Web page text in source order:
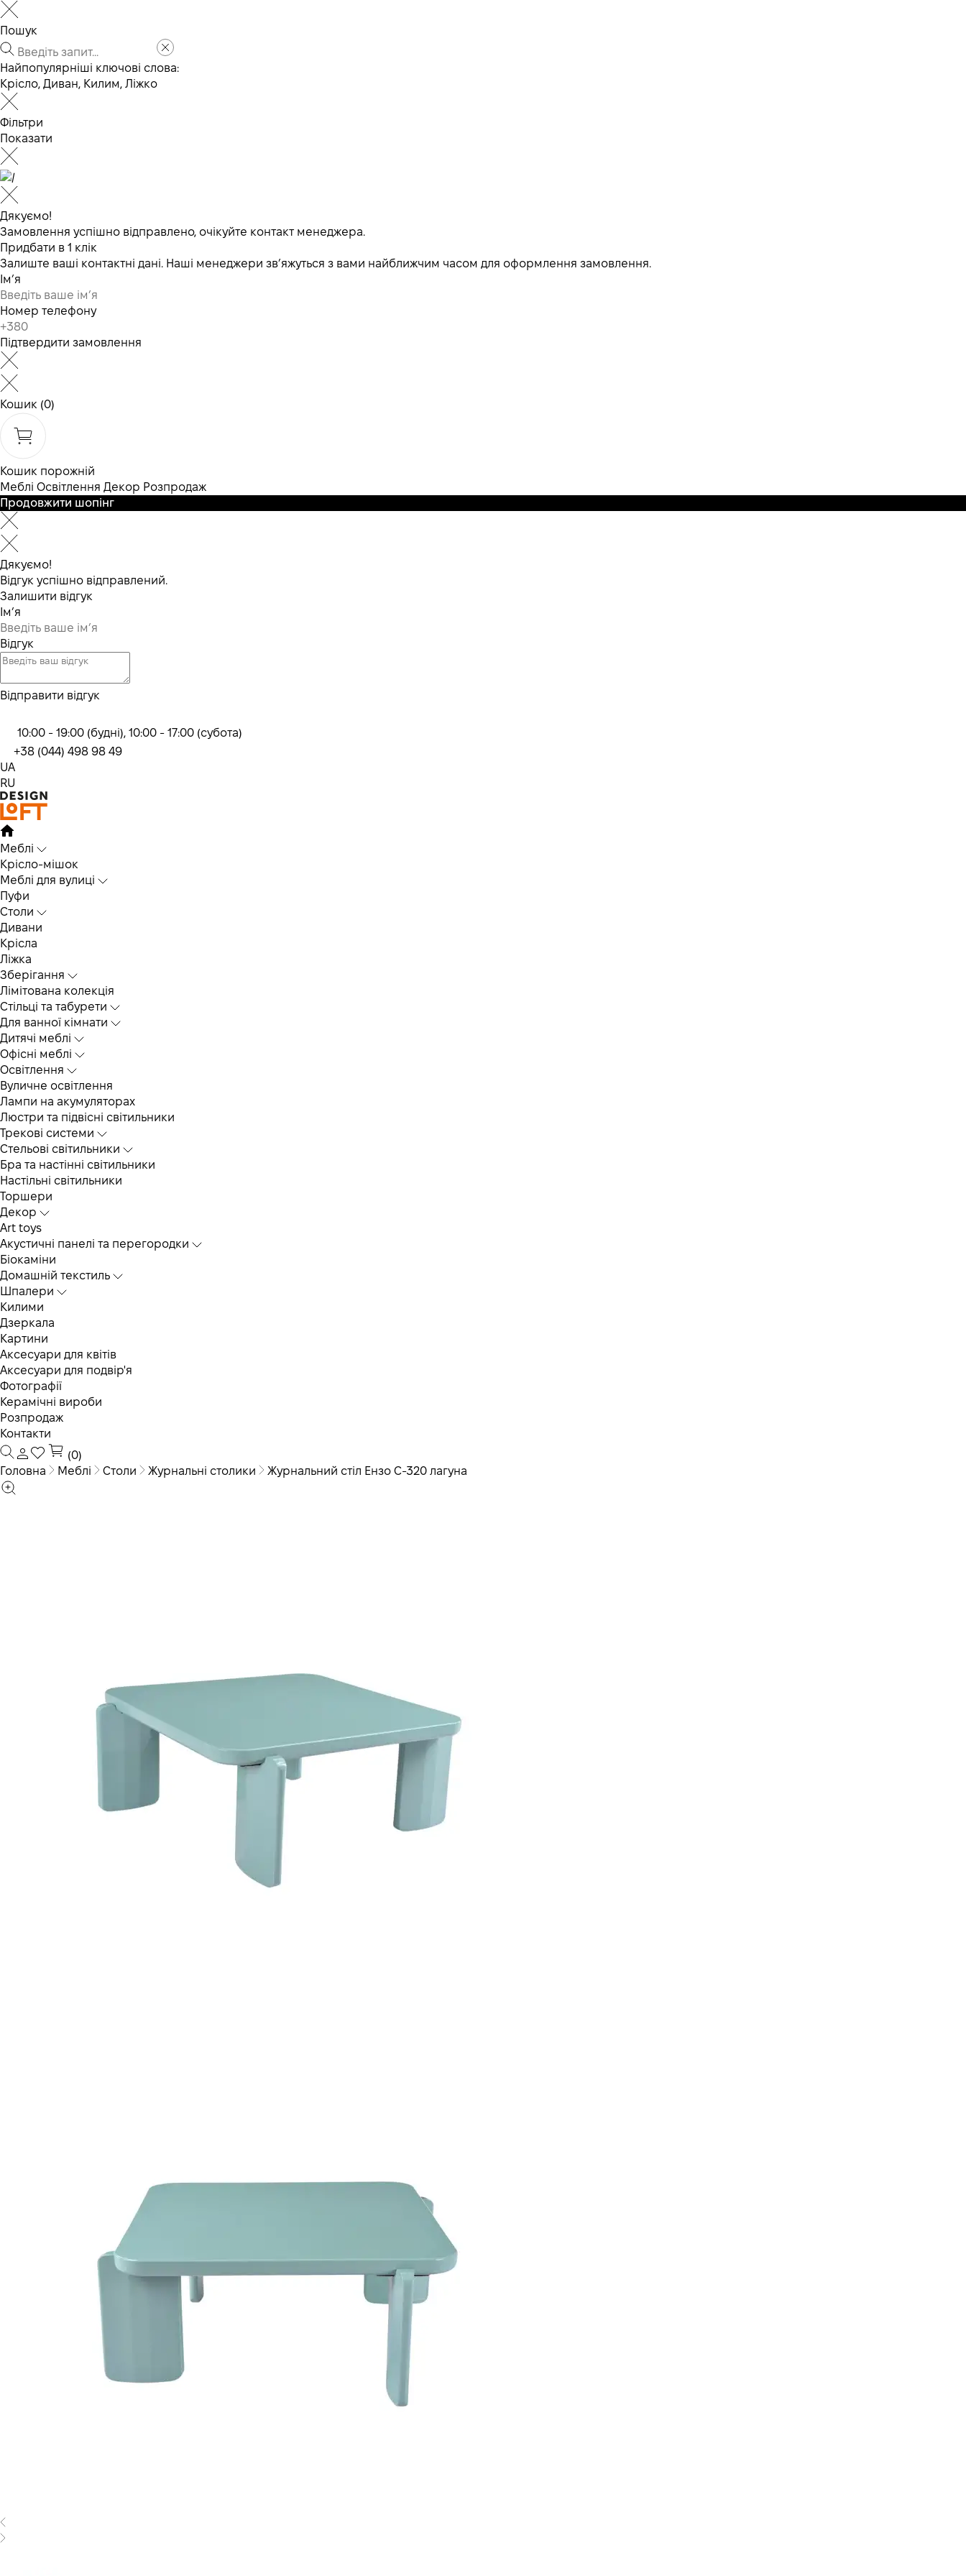
Пошук
Найпопулярніші ключові слова:
Крісло, Диван, Килим, Ліжко
Фільтри
Показати
Дякуємо!
Замовлення успішно відправлено, очікуйте контакт менеджера.
Придбати в 1 клік
Залиште ваші контактні дані. Наші менеджери зв’яжуться з вами найближчим часом для оформлення замовлення.
Ім’я
Номер телефону
Підтвердити замовлення
Кошик (0)
Кошик порожній
Меблі Освітлення Декор Розпродаж
Продовжити шопінг
Дякуємо!
Відгук успішно відправлений.
Залишити відгук
Ім’я
Відгук
Відправити відгук
10:00 - 19:00 (будні), 10:00 - 17:00 (субота)
+38 (044) 498 98 49
UA
RU
Меблі
Крісло-мішок
Меблі для вулиці
Пуфи
Столи
Дивани
Крісла
Ліжка
Зберігання
Лімітована колекція
Стільці та табурети
Для ванної кімнати
Дитячі меблі
Офісні меблі
Освітлення
Вуличне освітлення
Лампи на акумуляторах
Люстри та підвісні світильники
Трекові системи
Cтельові світильники
Бра та настінні світильники
Настільні світильники
Торшери
Декор
Art toys
Акустичні панелі та перегородки
Біокаміни
Домашній текстиль
Шпалери
Килими
Дзеркала
Картини
Аксесуари для квітів
Аксесуари для подвір'я
Фотографії
Керамічні вироби
Розпродаж
Контакти
(0)
Головна
Меблі Столи Журнальні столики Журнальний стіл Ензо C-320 лагуна